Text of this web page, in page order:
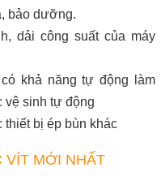
bảo dưỡng.
dải công suất của máy
khả năng tự động làm
vệ sinh tự động
thiết bị ép bùn khác
VÍT MỚI NHẤT